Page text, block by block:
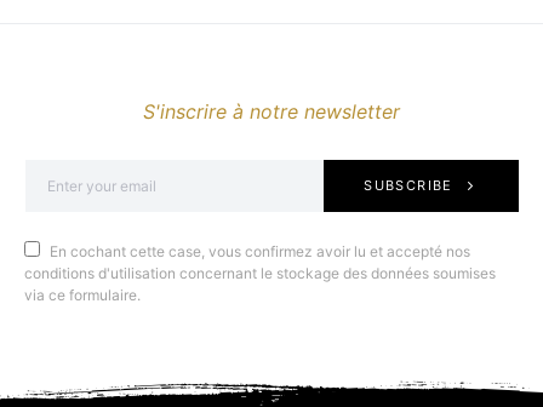
S'inscrire à notre newsletter
SUBSCRIBE
En cochant cette case, vous confirmez avoir lu et accepté nos
conditions d'utilisation concernant le stockage des données soumises
via ce formulaire.